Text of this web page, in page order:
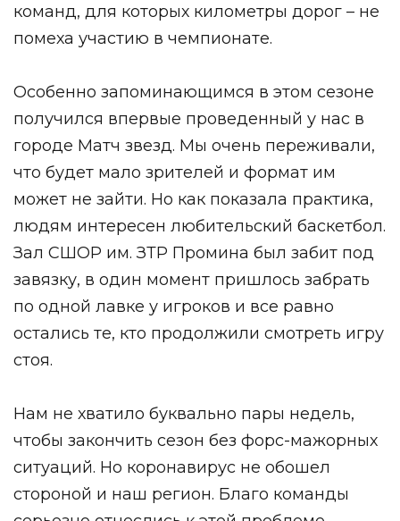
команд, для которых километры дорог – не
помеха участию в чемпионате.
Особенно запоминающимся в этом сезоне
получился впервые проведенный у нас в
городе Матч звезд. Мы очень переживали,
что будет мало зрителей и формат им
может не зайти. Но как показала практика,
людям интересен любительский баскетбол.
Зал СШОР им. ЗТР Промина был забит под
завязку, в один момент пришлось забрать
по одной лавке у игроков и все равно
остались те, кто продолжили смотреть игру
стоя.
Нам не хватило буквально пары недель,
чтобы закончить сезон без форс-мажорных
ситуаций. Но коронавирус не обошел
стороной и наш регион. Благо команды